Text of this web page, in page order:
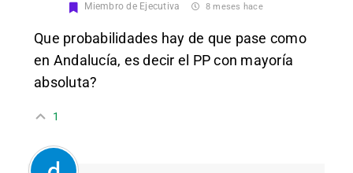
Miembro de Ejecutiva 8 meses hace
Que probabilidades hay de que pase como
en Andalucía, es decir el PP con mayoría
absoluta?
1